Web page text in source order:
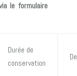
le formulaire
Durée de
conservation